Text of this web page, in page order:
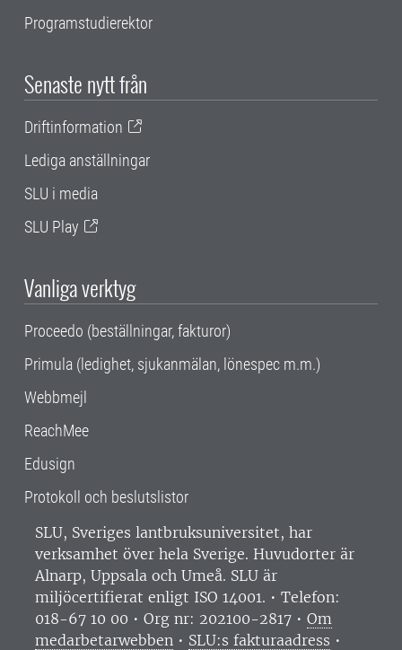
Programstudierektor
Senaste nytt från
Driftinformation
Lediga anställningar
SLU i media
SLU Play
Vanliga verktyg
Proceedo (beställningar, fakturor)
Primula (ledighet, sjukanmälan, lönespec m.m.)
Webbmejl
ReachMee
Edusign
Protokoll och beslutslistor
SLU, Sveriges lantbruksuniversitet, har
verksamhet över hela Sverige. Huvudorter är
Alnarp, Uppsala och Umeå. SLU är
miljöcertifierat enligt ISO 14001. • Telefon:
018-67 10 00 • Org nr: 202100-2817 • Om
medarbetarwebben • SLU:s fakturaadress •